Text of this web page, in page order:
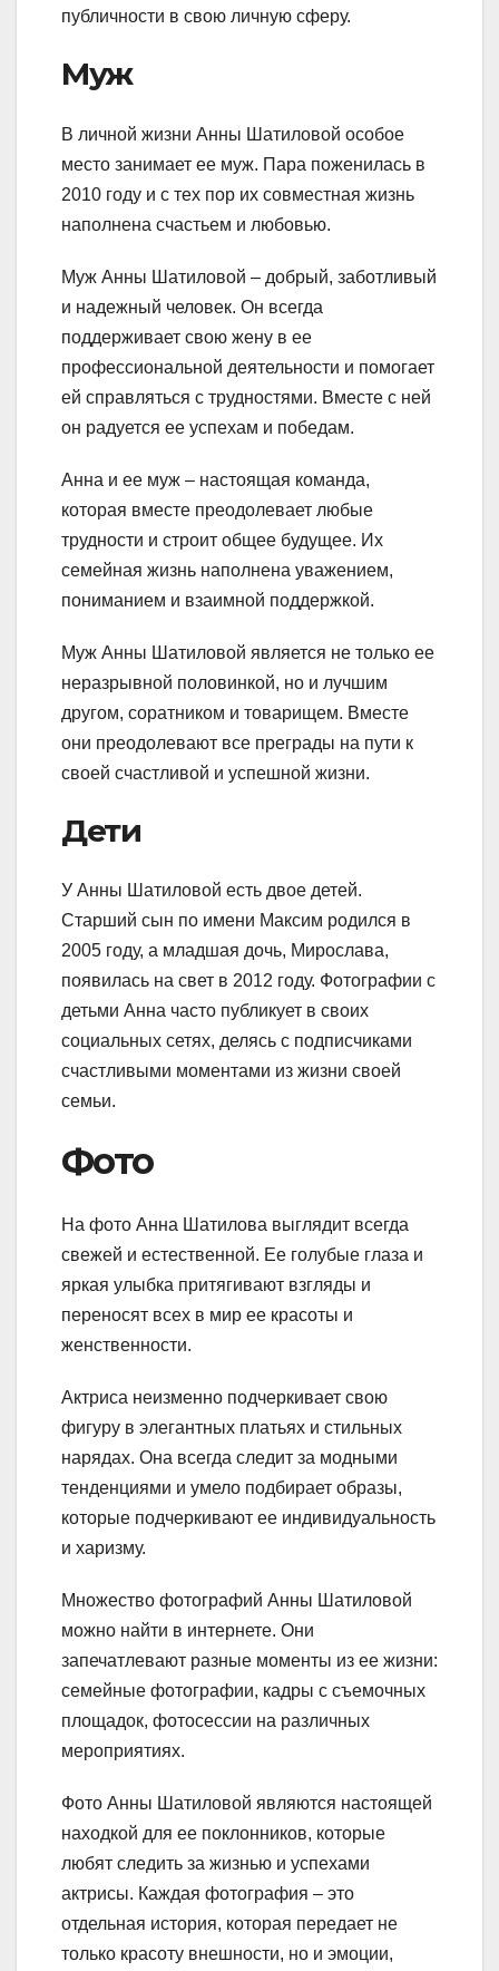
публичности в свою личную сферу.
Муж
В личной жизни Анны Шатиловой особое
место занимает ее муж. Пара поженилась в
2010 году и с тех пор их совместная жизнь
наполнена счастьем и любовью.
Муж Анны Шатиловой – добрый, заботливый
и надежный человек. Он всегда
поддерживает свою жену в ее
профессиональной деятельности и помогает
ей справляться с трудностями. Вместе с ней
он радуется ее успехам и победам.
Анна и ее муж – настоящая команда,
которая вместе преодолевает любые
трудности и строит общее будущее. Их
семейная жизнь наполнена уважением,
пониманием и взаимной поддержкой.
Муж Анны Шатиловой является не только ее
неразрывной половинкой, но и лучшим
другом, соратником и товарищем. Вместе
они преодолевают все преграды на пути к
своей счастливой и успешной жизни.
Дети
У Анны Шатиловой есть двое детей.
Старший сын по имени Максим родился в
2005 году, а младшая дочь, Мирослава,
появилась на свет в 2012 году. Фотографии с
детьми Анна часто публикует в своих
социальных сетях, делясь с подписчиками
счастливыми моментами из жизни своей
семьи.
Фото
На фото Анна Шатилова выглядит всегда
свежей и естественной. Ее голубые глаза и
яркая улыбка притягивают взгляды и
переносят всех в мир ее красоты и
женственности.
Актриса неизменно подчеркивает свою
фигуру в элегантных платьях и стильных
нарядах. Она всегда следит за модными
тенденциями и умело подбирает образы,
которые подчеркивают ее индивидуальность
и харизму.
Множество фотографий Анны Шатиловой
можно найти в интернете. Они
запечатлевают разные моменты из ее жизни:
семейные фотографии, кадры с съемочных
площадок, фотосессии на различных
мероприятиях.
Фото Анны Шатиловой являются настоящей
находкой для ее поклонников, которые
любят следить за жизнью и успехами
актрисы. Каждая фотография – это
отдельная история, которая передает не
только красоту внешности, но и эмоции,